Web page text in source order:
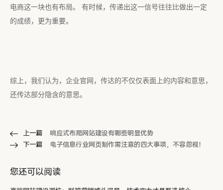
电商这一块也有布局。 有时候，传递出这一信号往往比做出一定
的成绩，更为重要。
综上，我们认为，企业官网，传达的不仅仅表面上的内容和意思，
还传达部分隐含的意思。
上一篇
响应式布局网站建设有哪些明显优势
下一篇
电子信息行业网页制作需注意的四大事项，不容忽视！
您还可以阅读